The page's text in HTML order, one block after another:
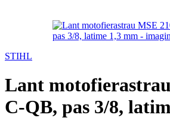
STIHL
Lant
C-QB, pas 3/8,